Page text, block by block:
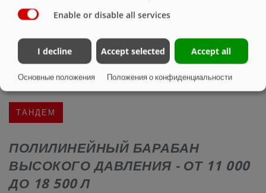
ТАНДЕМ
ПОЛИЛИНЕЙНЫЙ БАРАБАН
ВЫСОКОГО ДАВЛЕНИЯ - ОТ 11 000
ДО 18 500 Л
Enable or disable all services
I decline Accept selected Accept all
Основные положения Положения о конфиденциальности